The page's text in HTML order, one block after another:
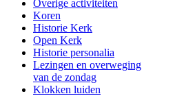
Overige activiteiten
Koren
Historie Kerk
Open Kerk
Historie personalia
Lezingen en overweging
van de zondag
Klokken luiden